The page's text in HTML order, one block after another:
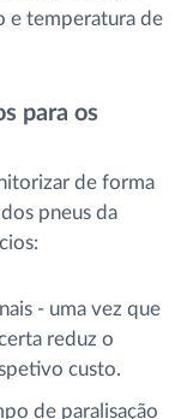
e temperatura de
para os
de forma
pneus da
- uma vez que
reduz o
custo.
de paralisação